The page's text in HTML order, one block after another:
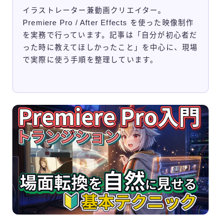
YouTube
ご利用規約
お問合せ
イラストレーター兼動画クリエイター。
Premiere Pro / After Effects を使った映像制作
を実務で行っています。記事は「自分が初心者だ
った時に教えてほしかったこと」を中心に、現場
で実際に使う手順を整理しています。